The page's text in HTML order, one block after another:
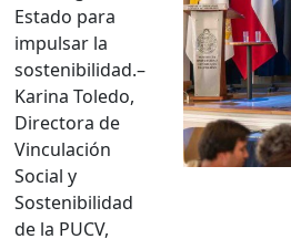
Estado para
impulsar la
sostenibilidad.–
Karina Toledo,
Directora de
Vinculación
Social y
Sostenibilidad
de la PUCV,